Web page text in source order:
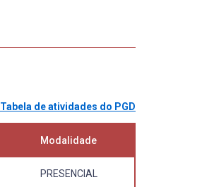
Tabela de atividades do PGD
Modalidade
PRESENCIAL